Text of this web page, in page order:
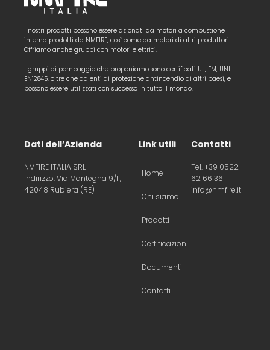
I nostri prodotti possono essere azionati da motori a combustione
interna prodotti da NMFIRE, così come da motori di altri produttori.
Offriamo anche gruppi con motori elettrici.
I gruppi di pompaggio che proponiamo sono certificati UL, FM, UNI
EN12845, oltre che da enti di protezione antincendio di altri paesi, e
possono essere utilizzati con successo in tutto il mondo.
Dati dell’Azienda
NMFIRE ITALIA SRL
Indirizzo: Via Mantegna 9/11,
42048 Rubiera (RE)
Link utili
Home
Chi siamo
Prodotti
Certificazioni
Documenti
Contatti
Contatti
Tel. +39 0522
62 66 36
info@nmfire.it